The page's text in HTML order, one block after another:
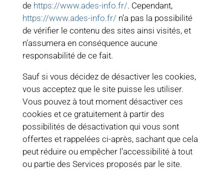
de https://www.ades-info.fr/. Cependant,
https://www.ades-info.fr/ n’a pas la possibilité
de vérifier le contenu des sites ainsi visités, et
n’assumera en conséquence aucune
responsabilité de ce fait.
Sauf si vous décidez de désactiver les cookies,
vous acceptez que le site puisse les utiliser.
Vous pouvez à tout moment désactiver ces
cookies et ce gratuitement à partir des
possibilités de désactivation qui vous sont
offertes et rappelées ci-après, sachant que cela
peut réduire ou empêcher l’accessibilité à tout
ou partie des Services proposés par le site.